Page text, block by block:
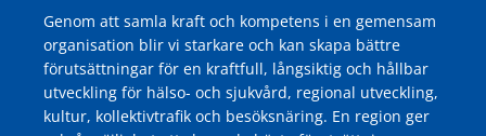
Genom att samla kraft och kompetens i en gemensam
organisation blir vi starkare och kan skapa bättre
förutsättningar för en kraftfull, långsiktig och hållbar
utveckling för hälso- och sjukvård, regional utveckling,
kultur, kollektivtrafik och besöksnäring. En region ger